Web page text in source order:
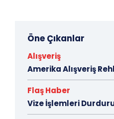
Öne Çıkanlar
Alışveriş
Amerika Alışveriş
Flaş Haber
Vize İşlemleri